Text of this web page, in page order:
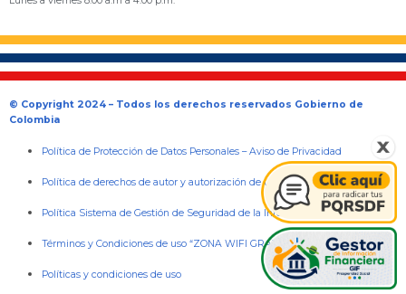
© Copyright 2024 – Todos los derechos reservados Gobierno de
Colombia
Política de Protección de Datos Personales –Aviso de Privacidad
Política de derechos de autor y autorización de uso sobre los contenidos
Política Sistema de Gestión de Seguridad de la Información
Términos y Condiciones de uso “ZONA WIFI GRATIS PARA LA GENTE”
Políticas y condiciones de uso